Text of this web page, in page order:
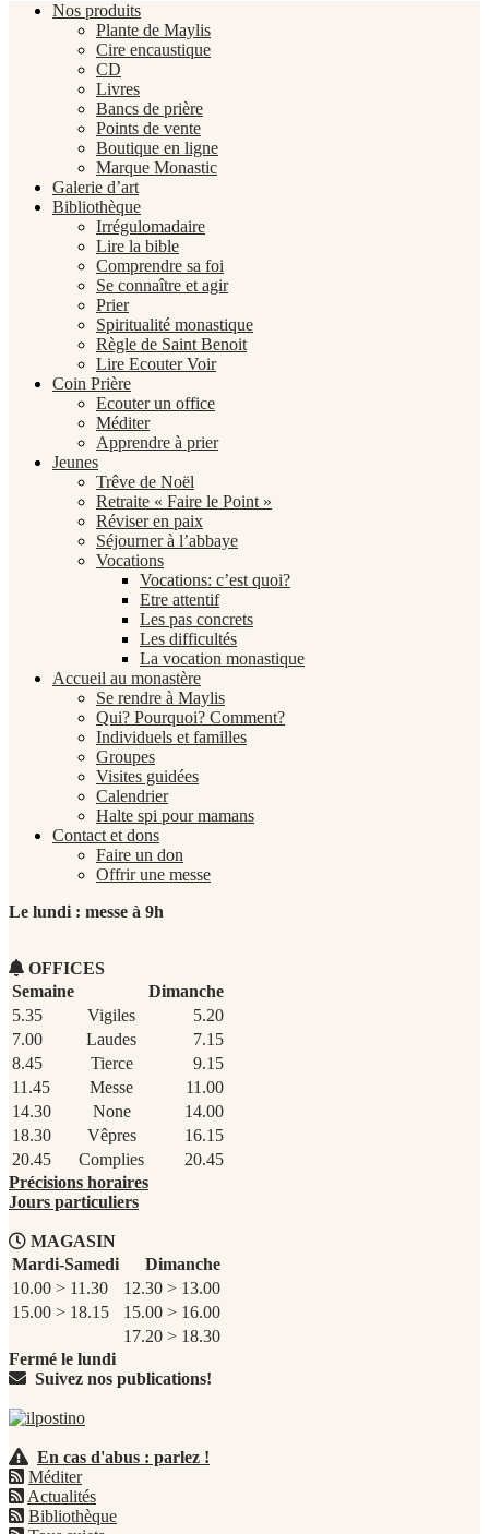
Nos produits
Plante de Maylis
Cire encaustique
CD
Livres
Bancs de prière
Points de vente
Boutique en ligne
Marque Monastic
Galerie d’art
Bibliothèque
Irrégulomadaire
Lire la bible
Comprendre sa foi
Se connaître et agir
Prier
Spiritualité monastique
Règle de Saint Benoit
Lire Ecouter Voir
Coin Prière
Ecouter un office
Méditer
Apprendre à prier
Jeunes
Trêve de Noël
Retraite « Faire le Point »
Réviser en paix
Séjourner à l’abbaye
Vocations
Vocations: c’est quoi?
Etre attentif
Les pas concrets
Les difficultés
La vocation monastique
Accueil au monastère
Se rendre à Maylis
Qui? Pourquoi? Comment?
Individuels et familles
Groupes
Visites guidées
Calendrier
Halte spi pour mamans
Contact et dons
Faire un don
Offrir une messe
Le lundi : messe à 9h
OFFICES
Semaine
Dimanche
5.35
Vigiles
5.20
7.00
Laudes
7.15
8.45
Tierce
9.15
11.45
Messe
11.00
14.30
None
14.00
18.30
Vêpres
16.15
20.45
Complies
20.45
Précisions horaires
Jours particuliers
MAGASIN
Mardi-Samedi
Dimanche
10.00 > 11.30
12.30 > 13.00
15.00 > 18.15
15.00 > 16.00
17.20 > 18.30
Fermé le lundi
Suivez nos publications!
En cas d'abus : parlez !
Méditer
Actualités
Bibliothèque